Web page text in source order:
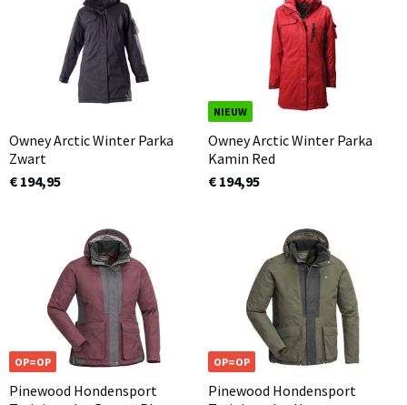
Owney Arctic Winter Parka
Zwart
€ 194,95
NIEUW
Owney Arctic Winter Parka
Kamin Red
€ 194,95
OP=OP
Pinewood Hondensport
OP=OP
Pinewood Hondensport